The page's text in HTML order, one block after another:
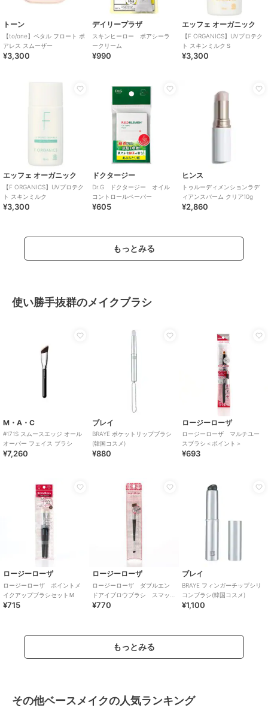
トーン
【to/one】ペタル フロート ポ
アレス スムーザー
¥3,300
デイリープラザ
スキンヒーロー ポアシーラ
ークリーム
¥990
エッフェ オーガニック
【F ORGANICS】UVプロテク
ト スキンミルクＳ
¥3,300
エッフェ オーガニック
【F ORGANICS】UVプロテク
ト スキンミルク
¥3,300
ドクタージー
Dr.G ドクタージー オイル
コントロールペーパー
¥605
ヒンス
トゥルーディメンションラデ
ィアンスバーム クリア10g
¥2,860
もっとみる
使い勝手抜群のメイクブラシ
M・A・C
#171S スムースエッジ オール
オーバー フェイス ブラシ
¥7,260
ブレイ
BRAYE ポケットリップブラシ
(韓国コスメ)
¥880
ロージーローザ
ロージーローザ マルチユー
スブラシ＜ポイント＞
¥693
ロージーローザ
ロージーローザ ポイントメ
イクアップブラシセットＭ
¥715
ロージーローザ
ロージーローザ ダブルエン
ドアイブロウブラシ スマッ
ジタイプ
¥770
ブレイ
BRAYE フィンガーチップシリ
コンブラシ(韓国コスメ)
¥1,100
もっとみる
その他ベースメイクの人気ランキング